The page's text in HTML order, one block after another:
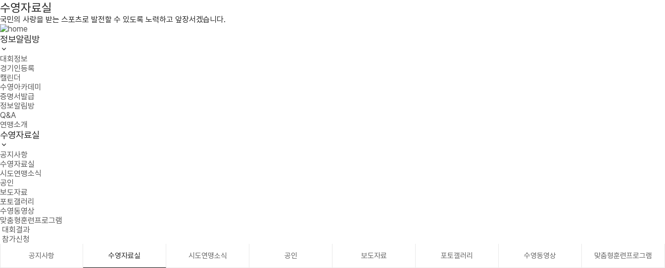
수영자료실
국민의 사랑을 받는 스포츠로 발전할 수 있도록 노력하고 앞장서겠습니다.
정보알림방
대회정보
경기인등록
캘린더
수영아카데미
증명서발급
정보알림방
Q&A
연맹소개
수영자료실
공지사항
수영자료실
시도연맹소식
공인
보도자료
포토갤러리
수영동영상
맞춤형훈련프로그램
대회결과
참가신청
공지사항 수영자료실 시도연맹소식 공인 보도자료 포토갤러리 수영동영상 맞춤형훈련프로그램